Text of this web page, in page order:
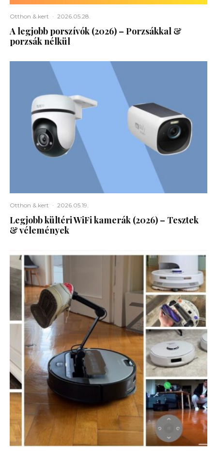
Otthon & kert · 2026.05.28.
A legjobb porszívók (2026) – Porzsákkal &
porzsák nélkül
Otthon & kert · 2026.05.19.
Legjobb kültéri WiFi kamerák (2026) – Tesztek
& vélemények